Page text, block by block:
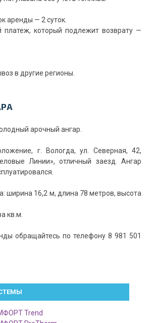
аренды — 2 суток.
платеж, который подлежит возврату —
в другие регионы.
арочный ангар.
г. Вологда, ул. Северная, 42,
Линии», отличный заезд. Ангар
ширина 16,2 м, длина 78 метров, высота
кв.м.
обращайтесь по телефону 8 981 501
Trend